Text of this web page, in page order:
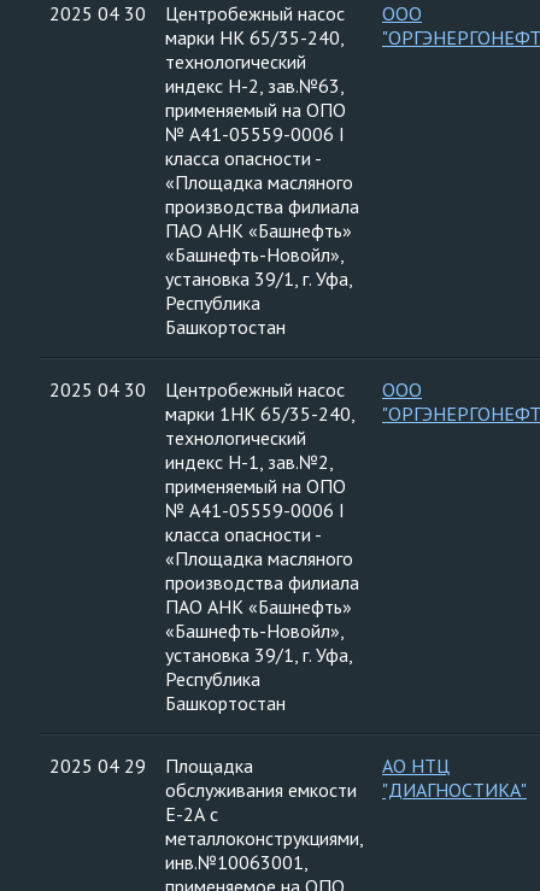
2025 04 30
Центробежный насос
марки НК 65/35-240,
технологический
индекс Н-2, зав.№63,
применяемый на ОПО
№ А41-05559-0006 I
класса опасности -
«Площадка масляного
производства филиала
ПАО АНК «Башнефть»
«Башнефть-Новойл»,
установка 39/1, г. Уфа,
Республика
Башкортостан
ООО
2025 04 30
Центробежный насос
марки 1НК 65/35-240,
технологический
индекс Н-1, зав.№2,
применяемый на ОПО
№ А41-05559-0006 I
класса опасности -
«Площадка масляного
производства филиала
ПАО АНК «Башнефть»
«Башнефть-Новойл»,
установка 39/1, г. Уфа,
Республика
Башкортостан
ООО
2025 04 29
Площадка
обслуживания емкости
Е-2А с
металлоконструкциями,
инв.№10063001,
применяемое на ОПО
АО НТЦ
"ДИАГНОСТИКА"